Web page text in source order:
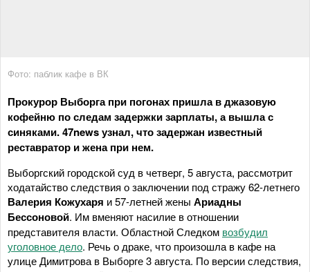
Фото: паблик кафе в ВК
Прокурор Выборга при погонах пришла в джазовую
кофейню по следам задержки зарплаты, а вышла с
синяками. 47news узнал, что задержан известный
реставратор и жена при нем.
Выборгский городской суд в четверг, 5 августа, рассмотрит
ходатайство следствия о заключении под стражу 62-летнего
Валерия Кожухаря и 57-летней жены Ариадны
Бессоновой. Им вменяют насилие в отношении
представителя власти. Областной Следком возбудил
уголовное дело. Речь о драке, что произошла в кафе на
улице Димитрова в Выборге 3 августа. По версии следствия,